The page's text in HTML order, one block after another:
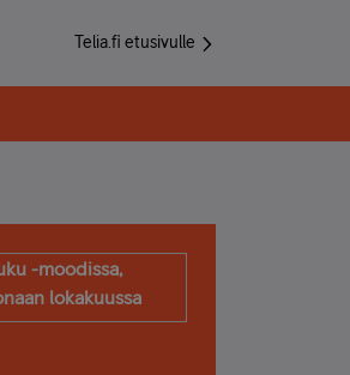
Telia.fi etusivulle
-moodissa,
lokakuussa